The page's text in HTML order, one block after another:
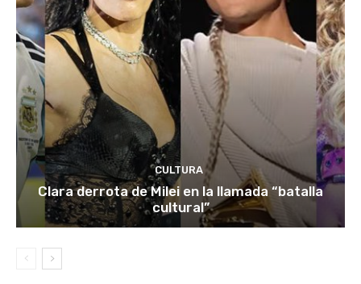
CULTURA
Clara derrota de Milei en la llamada “batalla
cultural”